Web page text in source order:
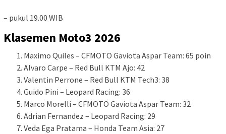
– pukul 19.00 WIB
Klasemen Moto3 2026
Maximo Quiles – CFMOTO Gaviota Aspar Team: 65 poin
Alvaro Carpe – Red Bull KTM Ajo: 42
Valentin Perrone – Red Bull KTM Tech3: 38
Guido Pini – Leopard Racing: 36
Marco Morelli – CFMOTO Gaviota Aspar Team: 32
Adrian Fernandez – Leopard Racing: 29
Veda Ega Pratama – Honda Team Asia: 27